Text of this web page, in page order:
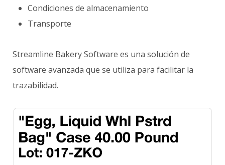
Condiciones de almacenamiento
Transporte
Streamline Bakery Software es una solución de
software avanzada que se utiliza para facilitar la
trazabilidad.